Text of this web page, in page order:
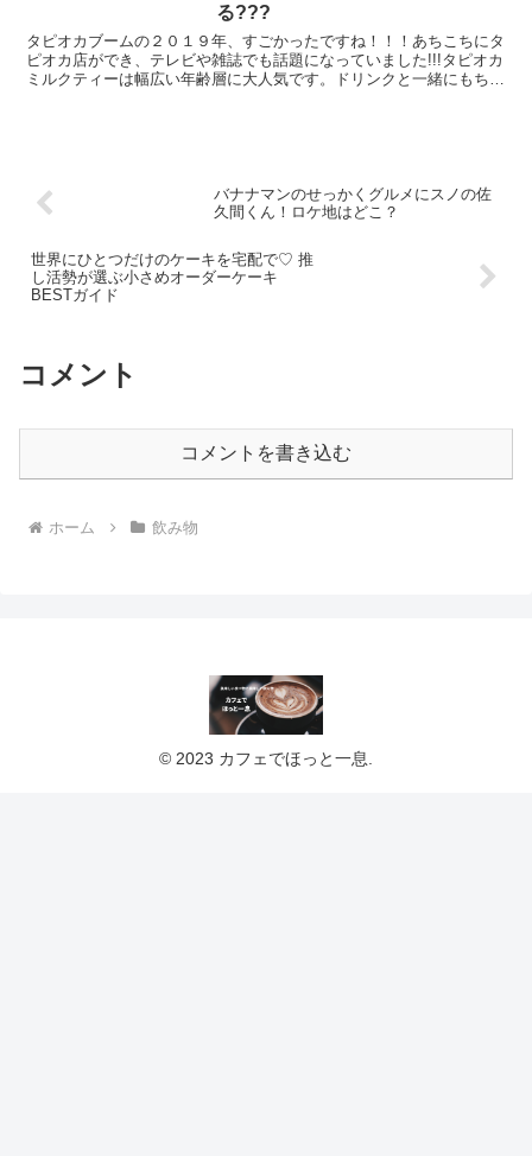
る???
タピオカブームの２０１９年、すごかったですね！！！あちこちにタ
ピオカ店ができ、テレビや雑誌でも話題になっていました!!!タピオカ
ミルクティーは幅広い年齢層に大人気です。ドリンクと一緒にもちも
バナナマンのせっかくグルメにスノの佐
久間くん！ロケ地はどこ？
世界にひとつだけのケーキを宅配で♡ 推
し活勢が選ぶ小さめオーダーケーキ
BESTガイド
コメント
コメントを書き込む
ホーム 飲み物
© 2023 カフェでほっと一息.